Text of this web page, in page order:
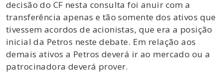
decisão do CF nesta consulta foi anuir com a
transferência apenas e tão somente dos ativos que
tivessem acordos de acionistas, que era a posição
inicial da Petros neste debate. Em relação aos
demais ativos a Petros deverá ir ao mercado ou a
patrocinadora deverá prover.